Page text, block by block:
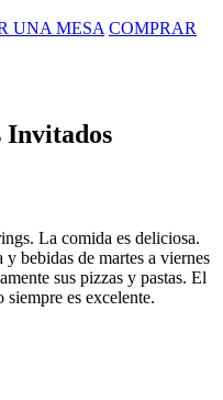
UNA MESA COMPRAR
Invitados
La comida es deliciosa.
bebidas de martes a viernes
sus pizzas y pastas. El
es excelente.